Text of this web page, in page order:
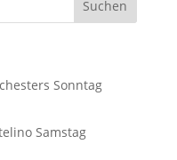
Sonntag
Samstag